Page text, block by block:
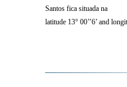
Santos fica situada na
latitude 13° 00’’6’ and